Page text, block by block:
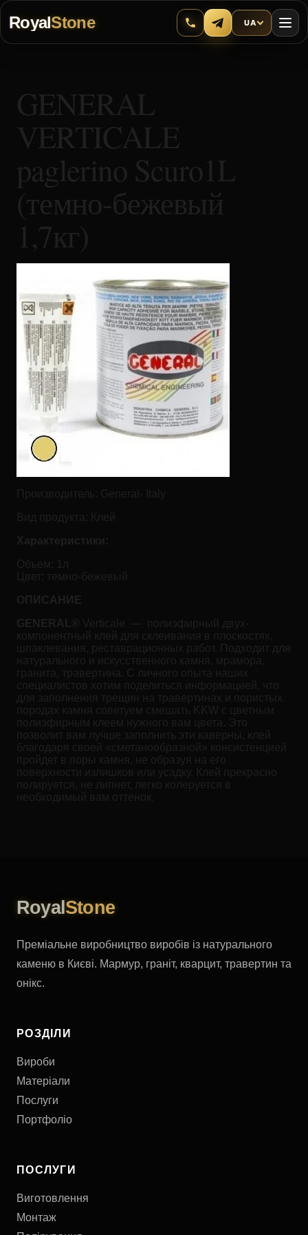
RoyalStone UA
GENERAL
VERTICALE
paglerino Scuro1L
(темно-бежевый
1,7кг)
Производитель:
General- Italy
Вид продукта:
Клей
Характеристики:
Объем: 1л
Цвет: темно-бежевый
ОПИСАНИЕ
GENERAL® Verticale — полиэфирный двух-
компонентный клей для склеивания в плоскостях,
шпаклевания, реставрационных работ. Подходит для
натурального и искусственного камня, мрамора,
гранита, травертина. С личного опыта наших
специалистов хотим поделиться информацией, что
для заполнения трещин на травертинах и пористых
породах камня советуем смешать KKW с цветным
полиэфирным клеем нужного вам цвета. Это
позволит вам лучше заполнить эти каверны, клей
благодаря своей «сметанообразной» консистенцией
пройдет в поры камня, не образуя на его
поверхности излишков или усадку. Клей прекрасно
полируется, не липнет, легко колеруется в
необходимый вам оттенок.
Royal Stone
Преміальне виробництво виробів із натурального
каменю в Києві. Мармур, граніт, кварцит, травертин та
онікс.
РОЗДІЛИ
Вироби
Матеріали
Послуги
Портфоліо
ПОСЛУГИ
Виготовлення
Монтаж